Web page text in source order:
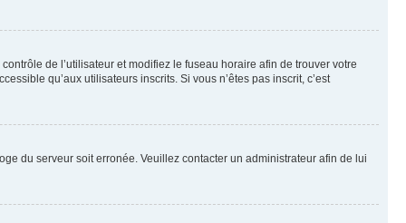
de l’utilisateur et modifiez le fuseau horaire afin de trouver votre
qu’aux utilisateurs inscrits. Si vous n’êtes pas inscrit, c’est
du serveur soit erronée. Veuillez contacter un administrateur afin de lui